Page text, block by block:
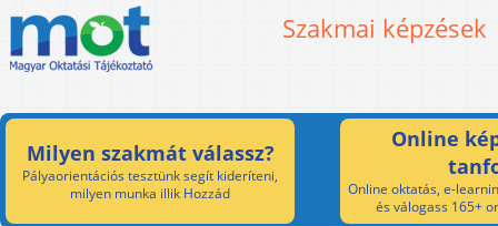
Szakmai képzések
Milyen szakmát válassz?
Pályaorientációs tesztünk segít kideríteni,
milyen munka illik Hozzád
Online
Online oktatás, e-
és válogass 165+